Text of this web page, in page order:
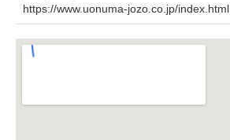
https://www.uonuma-jozo.co.jp/index.html